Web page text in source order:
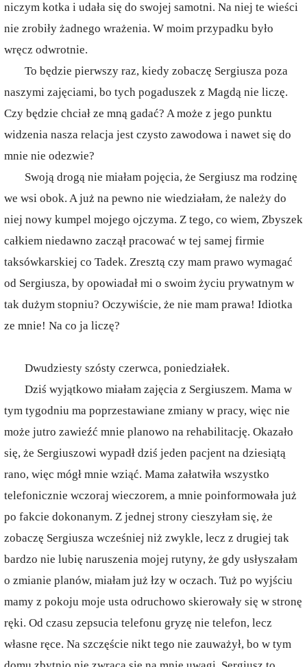
niczym kotka i udała się do swojej samotni. Na niej te wieści
nie zrobiły żadnego wrażenia. W moim przypadku było
wręcz odwrotnie.
To będzie pierwszy raz, kiedy zobaczę Sergiusza poza
naszymi zajęciami, bo tych pogaduszek z Magdą nie liczę.
Czy będzie chciał ze mną gadać? A może z jego punktu
widzenia nasza relacja jest czysto zawodowa i nawet się do
mnie nie odezwie?
Swoją drogą nie miałam pojęcia, że Sergiusz ma rodzinę
we wsi obok. A już na pewno nie wiedziałam, że należy do
niej nowy kumpel mojego ojczyma. Z tego, co wiem, Zbyszek
całkiem niedawno zaczął pracować w tej samej firmie
taksówkarskiej co Tadek. Zresztą czy mam prawo wymagać
od Sergiusza, by opowiadał mi o swoim życiu prywatnym w
tak dużym stopniu? Oczywiście, że nie mam prawa! Idiotka
ze mnie! Na co ja liczę?
Dwudziesty szósty czerwca, poniedziałek.
Dziś wyjątkowo miałam zajęcia z Sergiuszem. Mama w
tym tygodniu ma poprzestawiane zmiany w pracy, więc nie
może jutro zawieźć mnie planowo na rehabilitację. Okazało
się, że Sergiuszowi wypadł dziś jeden pacjent na dziesiątą
rano, więc mógł mnie wziąć. Mama załatwiła wszystko
telefonicznie wczoraj wieczorem, a mnie poinformowała już
po fakcie dokonanym. Z jednej strony cieszyłam się, że
zobaczę Sergiusza wcześniej niż zwykle, lecz z drugiej tak
bardzo nie lubię naruszenia mojej rutyny, że gdy usłyszałam
o zmianie planów, miałam już łzy w oczach. Tuż po wyjściu
mamy z pokoju moje usta odruchowo skierowały się w stronę
ręki. Od czasu zepsucia telefonu gryzę nie telefon, lecz
własne ręce. Na szczęście nikt tego nie zauważył, bo w tym